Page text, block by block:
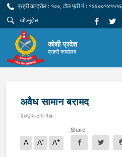
प्रहरी कन्ट्रोल : १००, टोल फ्री नं.: १६६००१४१५१६
कोशी प्रदेश
प्रहरी कार्यालय
अवैध सामान बरामद
२०७९-०९-१७
A A- A+
Share